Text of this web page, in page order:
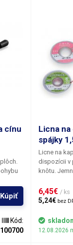
cínu
ráz
Kúpiť
Kód:
100700
Licna
spájky
Licne na
dispozícii v
knôtu.
natiahne
všetkých
povrchu
obvodov.
všetky šírky
6,45€ / ks
5,24€ bez
12.08.2026